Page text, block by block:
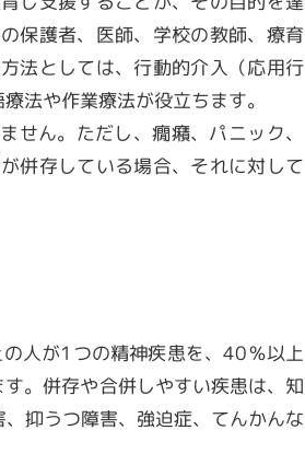
保護者、医師、学校の教師、療育
法としては、行動的介入（応用行
法や作業療法が役立ちます。
せん。ただし、癇癪、パニック、
併存している場合、それに対して
人が1 つの精神疾患を、40％以上
。併存や合併しやすい疾患は、知
抑うつ障害、強迫症、てんかんな